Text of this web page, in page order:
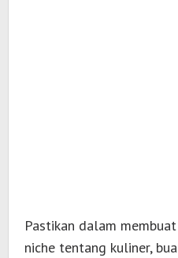
Pastikan dalam
niche tentang kuliner,